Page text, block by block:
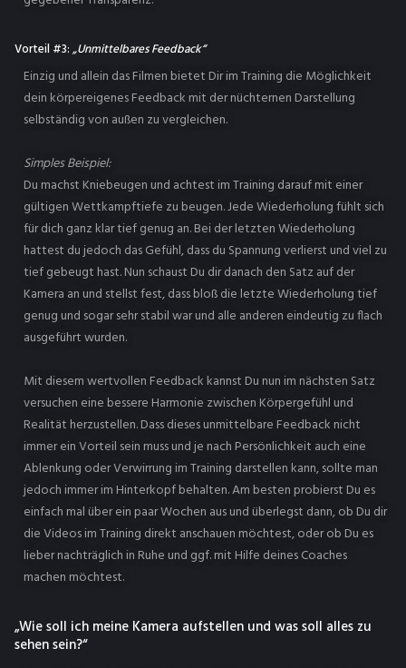
Vorteil #3:„Unmittelbares Feedback“
Einzig und allein das Filmen bietet Dir im Training die Möglichkeit
dein körpereigenes Feedback mit der nüchternen Darstellung
selbständig von außen zu vergleichen.
Simples Beispiel:
Du machst Kniebeugen und achtest im Training darauf mit einer
gültigen Wettkampftiefe zu beugen. Jede Wiederholung fühlt sich
für dich ganz klar tief genug an. Bei der letzten Wiederholung
hattest du jedoch das Gefühl, dass du Spannung verlierst und viel zu
tief gebeugt hast. Nun schaust Du dir danach den Satz auf der
Kamera an und stellst fest, dass bloß die letzte Wiederholung tief
genug und sogar sehr stabil war und alle anderen eindeutig zu flach
ausgeführt wurden.
Mit diesem wertvollen Feedback kannst Du nun im nächsten Satz
versuchen eine bessere Harmonie zwischen Körpergefühl und
Realität herzustellen. Dass dieses unmittelbare Feedback nicht
immer ein Vorteil sein muss und je nach Persönlichkeit auch eine
Ablenkung oder Verwirrung im Training darstellen kann, sollte man
jedoch immer im Hinterkopf behalten. Am besten probierst Du es
einfach mal über ein paar Wochen aus und überlegst dann, ob Du dir
die Videos im Training direkt anschauen möchtest, oder ob Du es
lieber nachträglich in Ruhe und ggf. mit Hilfe deines Coaches
machen möchtest.
„Wie soll ich meine Kamera aufstellen und was soll alles zu
sehen sein?“